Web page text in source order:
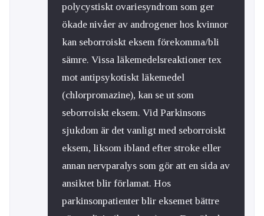
polycystiskt ovariesyndrom som ger
ökade nivåer av androgener hos kvinnor
kan seborroiskt eksem förekomma/bli
sämre. Vissa läkemedelsreaktioner tex
mot antipsykotiskt läkemedel
(chlorpromazine), kan se ut som
seborroiskt eksem. Vid Parkinsons
sjukdom är det vanligt med seborroiskt
eksem, liksom ibland efter stroke eller
annan nervparalys som gör att en sida av
ansiktet blir förlamat. Hos
parkinsonpatienter blir eksemet bättre